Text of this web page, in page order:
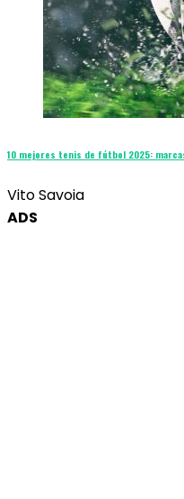
10 mejores tenis de fútbol 2025:
Vito Savoia
ADS